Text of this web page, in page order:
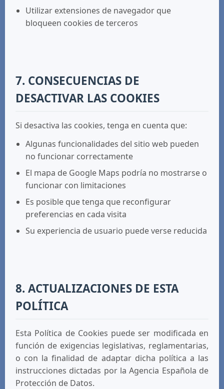
Utilizar extensiones de navegador que
bloqueen cookies de terceros
7. CONSECUENCIAS DE
DESACTIVAR LAS COOKIES
Si desactiva las cookies, tenga en cuenta que:
Algunas funcionalidades del sitio web pueden
no funcionar correctamente
El mapa de Google Maps podría no mostrarse o
funcionar con limitaciones
Es posible que tenga que reconfigurar
preferencias en cada visita
Su experiencia de usuario puede verse reducida
8. ACTUALIZACIONES DE ESTA
POLÍTICA
Esta Política de Cookies puede ser modificada en
función de exigencias legislativas, reglamentarias,
o con la finalidad de adaptar dicha política a las
instrucciones dictadas por la Agencia Española de
Protección de Datos.